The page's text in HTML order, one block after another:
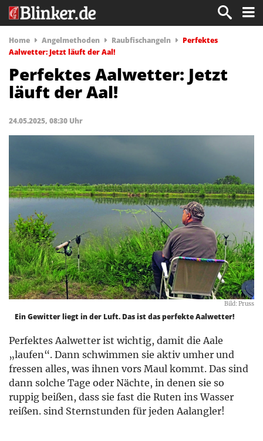
Home Angelmethoden Raubfischangeln
Perfektes
Aalwetter: Jetzt läuft der Aal!
Perfektes Aalwetter: Jetzt
läuft der Aal!
24.05.2025, 08:30 Uhr
Bild: Pruss
Ein Gewitter liegt in der Luft. Das ist das perfekte Aalwetter!
Perfektes Aalwetter ist wichtig, damit die Aale
„laufen“. Dann schwimmen sie aktiv umher und
fressen alles, was ihnen vors Maul kommt. Das sind
dann solche Tage oder Nächte, in denen sie so
ruppig beißen, dass sie fast die Ruten ins Wasser
reißen. sind Sternstunden für jeden Aalangler!